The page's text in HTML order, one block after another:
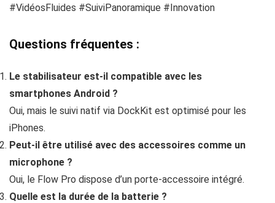
#VidéosFluides #SuiviPanoramique #Innovation
Questions fréquentes :
Le stabilisateur est-il compatible avec les
smartphones Android ?
Oui, mais le suivi natif via DockKit est optimisé pour les
iPhones.
Peut-il être utilisé avec des accessoires comme un
microphone ?
Oui, le Flow Pro dispose d’un porte-accessoire intégré.
Quelle est la durée de la batterie ?